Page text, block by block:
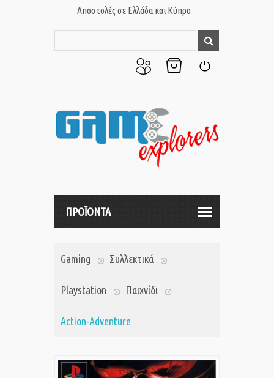
Αποστολές σε Ελλάδα και Κύπρο
μου
ΠΡΟΪΟΝΤΑ
Gaming Συλλεκτικά
Playstation Παιχνίδι
Action-Adventure